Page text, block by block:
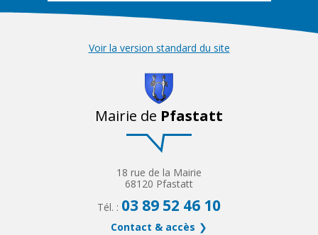
Voir la version standard du site
Mairie de Pfastatt
18 rue de la Mairie
68120 Pfastatt
Tél. : 03 89 52 46 10
Contact & accès